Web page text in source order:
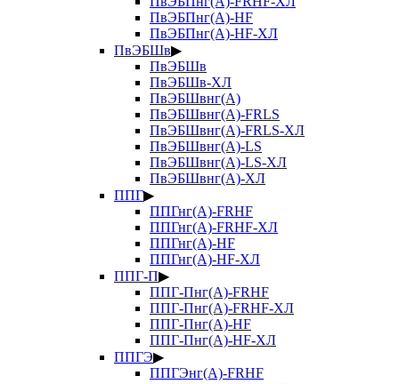
ПвЭБПнг(А)-HF
ПвЭБПнг(А)-HF-ХЛ
ПвЭБШв▶
ПвЭБШв
ПвЭБШв-ХЛ
ПвЭБШвнг(А)
ПвЭБШвнг(А)-FRLS
ПвЭБШвнг(А)-FRLS-ХЛ
ПвЭБШвнг(А)-LS
ПвЭБШвнг(А)-LS-ХЛ
ПвЭБШвнг(А)-ХЛ
ППГ▶
ППГнг(А)-FRHF
ППГнг(А)-FRHF-ХЛ
ППГнг(А)-HF
ППГнг(А)-HF-ХЛ
ППГ-П▶
ППГ-Пнг(А)-FRHF
ППГ-Пнг(А)-FRHF-ХЛ
ППГ-Пнг(А)-HF
ППГ-Пнг(А)-HF-ХЛ
ППГЭ▶
ППГЭнг(А)-FRHF